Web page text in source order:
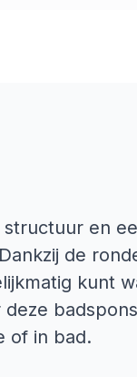
en
de
kunt
of in bad.